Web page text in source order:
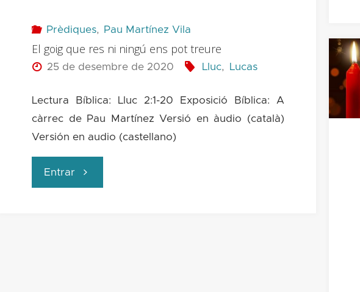
cuestión"
Prèdiques, Pau Martínez Vila
El goig que res ni ningú ens pot treure
25 de desembre de 2020 Lluc, Lucas
Lectura Bíblica: Lluc 2:1-20 Exposició Bíblica: A
càrrec de Pau Martínez Versió en àudio (català)
Versión en audio (castellano)
Entrar "El